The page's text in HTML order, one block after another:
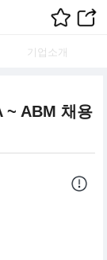
기업소개
~ ABM 채용